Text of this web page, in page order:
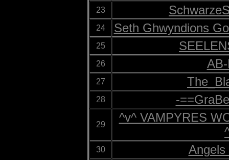
23
24 Seth Ghwyndions
25
26
27
28 -
29
^v^ VAMPYRES
30 Angels